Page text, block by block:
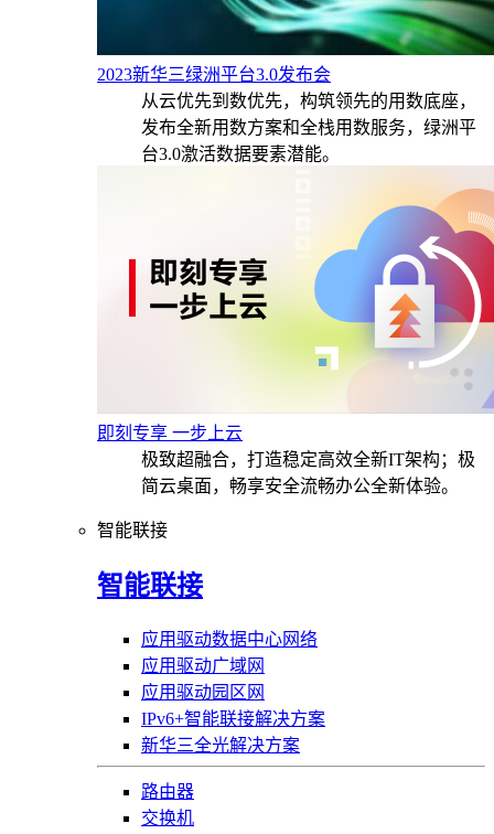
2023新华三绿洲平台3.0发布会
从云优先到数优先，构筑领先的用数底座，
发布全新用数方案和全栈用数服务，绿洲平
台3.0激活数据要素潜能。
即刻专享 一步上云
极致超融合，打造稳定高效全新IT架构；极
简云桌面，畅享安全流畅办公全新体验。
智能联接
智能联接
应用驱动数据中心网络
应用驱动广域网
应用驱动园区网
IPv6+智能联接解决方案
新华三全光解决方案
路由器
交换机